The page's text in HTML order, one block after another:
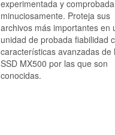
experimentada y comprobada
minuciosamente. Proteja sus
archivos más importantes en
unidad de probada fiabilidad
características avanzadas de
SSD MX500 por las que son
conocidas.